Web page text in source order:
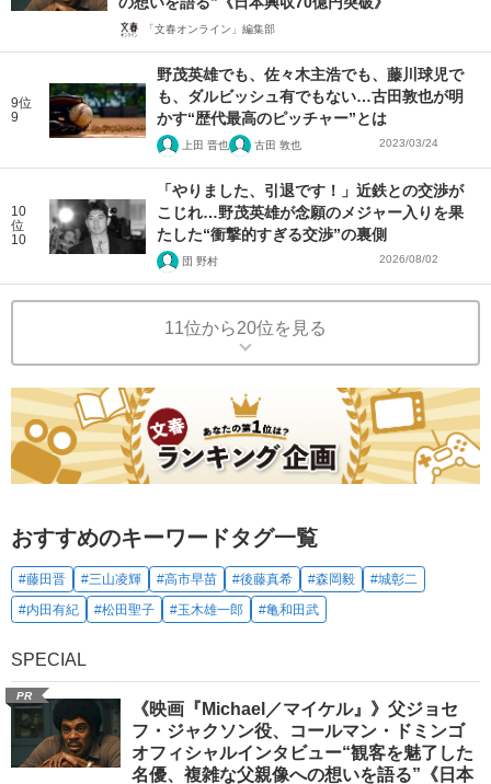
「文春オンライン」編集部
9位
9
野茂英雄でも、佐々木主浩でも、藤川球児で
も、ダルビッシュ有でもない…古田敦也が明
かす“歴代最高のピッチャー”とは
上田 晋也 古田 敦也 2023/03/24
10
位
10
「やりました、引退です！」近鉄との交渉が
こじれ…野茂英雄が念願のメジャー入りを果
たした“衝撃的すぎる交渉”の裏側
団 野村 2026/08/02
11位から20位を見る
おすすめのキーワードタグ一覧
#藤田晋 #三山凌輝 #高市早苗 #後藤真希 #森岡毅
#城彰二
#内田有紀
#松田聖子 #玉木雄一郎 #亀和田武
SPECIAL
PR
《映画『Michael／マイケル』》父ジョセ
フ・ジャクソン役、コールマン・ドミンゴ
オフィシャルインタビュー“観客を魅了した
名優、複雑な父親像への想いを語る”《日本